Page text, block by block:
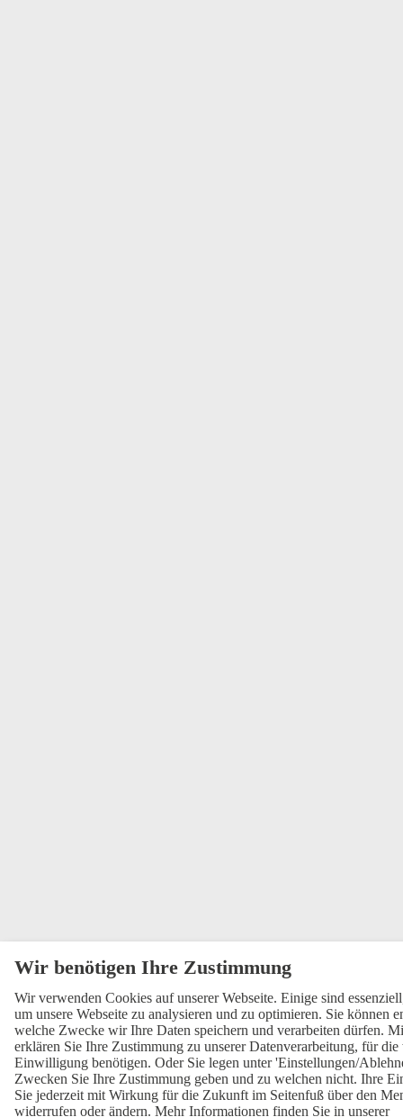
Wir verwenden Cookies auf unserer Webseite. Einige sind
um unsere Webseite zu analysieren und zu optimieren. Sie können
welche Zwecke wir Ihre Daten speichern und verarbeiten dürfen.
erklären Sie Ihre Zustimmung zu unserer Datenverarbeitung, für
Einwilligung benötigen. Oder Sie legen unter 'Einstellungen/
Zwecken Sie Ihre Zustimmung geben und zu welchen nicht. Ihre
Sie jederzeit mit Wirkung für die Zukunft im Seitenfuß über den
widerrufen oder ändern. Mehr Informationen finden Sie in unserer